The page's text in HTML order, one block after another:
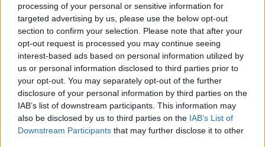
processing of your personal or sensitive information for
targeted advertising by us, please use the below opt-out
section to confirm your selection. Please note that after your
opt-out request is processed you may continue seeing
interest-based ads based on personal information utilized by
us or personal information disclosed to third parties prior to
your opt-out. You may separately opt-out of the further
disclosure of your personal information by third parties on the
IAB’s list of downstream participants. This information may
also be disclosed by us to third parties on the IAB’s List of
Downstream Participants that may further disclose it to other
Elektromos autó
Hivatalos – a Volvo Cars tisztán
elektromossá válik 2030-ra
e-cars.hu - 2021-03-02 1 hozzászólás
A Volvo Cars 2030-ra kizárólag tisztán elektromos autókat kíván
értékesíteni, globális portfoliójából pedig az összes, belső égésű
motorral szerelt gépkocsit száműzi – beleértve a hibrideket is.